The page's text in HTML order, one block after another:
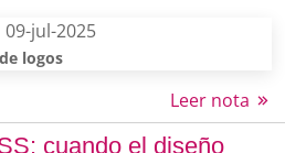
09-jul-2025
logos
Leer nota
cuando el diseño